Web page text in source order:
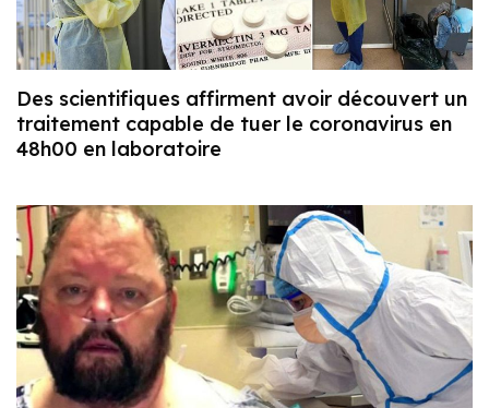
Des scientifiques affirment avoir découvert un
traitement capable de tuer le coronavirus en
48h00 en laboratoire